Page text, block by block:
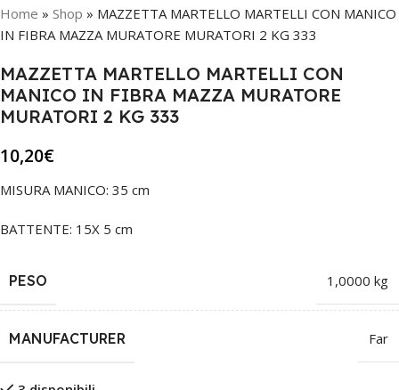
Home » Shop » MAZZETTA MARTELLO MARTELLI CON MANICO
IN FIBRA MAZZA MURATORE MURATORI 2 KG 333
MAZZETTA MARTELLO MARTELLI CON
MANICO IN FIBRA MAZZA MURATORE
MURATORI 2 KG 333
10,20€
MISURA MANICO: 35 cm
BATTENTE: 15X 5 cm
PESO 1,0000 kg
MANUFACTURER Far